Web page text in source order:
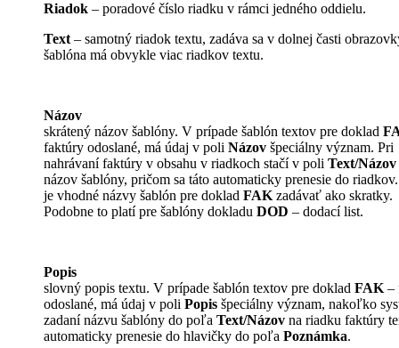
Riadok – poradové číslo riadku v rámci jedného oddielu.
Text – samotný riadok textu, zadáva sa v dolnej časti
šablóna má obvykle viac riadkov textu.
Názov
skrátený názov šablóny. V prípade šablón textov pre doklad
faktúry odoslané, má údaj v poli Názov špeciálny význam. Pri
nahrávaní faktúry v obsahu v riadkoch stačí v poli Text/Názov
názov šablóny, pričom sa táto automaticky prenesie do
je vhodné názvy šablón pre doklad FAK zadávať ako skratky.
Podobne to platí pre šablóny dokladu DOD – dodací list.
Popis
slovný popis textu. V prípade šablón textov pre doklad FAK –
odoslané, má údaj v poli Popis špeciálny význam, nakoľko
zadaní názvu šablóny do poľa Text/Názov na riadku faktúry
automaticky prenesie do hlavičky do poľa Poznámka.